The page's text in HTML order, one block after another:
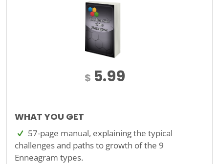
$ 5.99
WHAT YOU GET
57-page manual, explaining the typical
challenges and paths to growth of the 9
Enneagram types.